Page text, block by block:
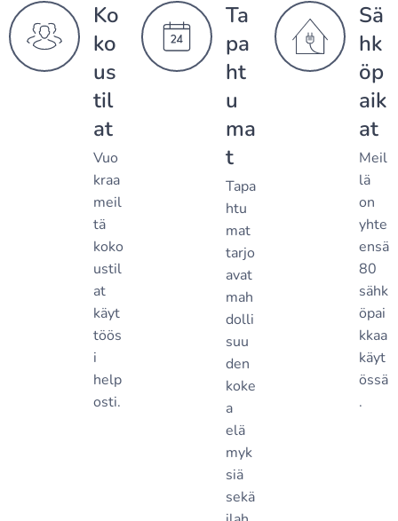
Ko
ko
us
til
at
Vuo
kraa
meil
tä
koko
ustil
at
käyt
töös
i
help
osti.
Ta
pa
ht
u
ma
t
Tapa
htu
mat
tarjo
avat
mah
dolli
suu
den
koke
a
elä
myk
siä
sekä
Sä
hk
öp
aik
at
Meil
lä
on
yhte
ensä
80
sähk
öpai
kkaa
käyt
össä
.